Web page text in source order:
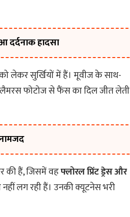
दर्दनाक हादसा
लेकर सुर्खियों में हैं। मूवीज के साथ-
फोटोज से फैंस का दिल जीत लेती
की हैं, जिसमें वहफ्लोरल प्रिंट ड्रेस और
लग रही हैं। उनकी क्यूटनेस भरी